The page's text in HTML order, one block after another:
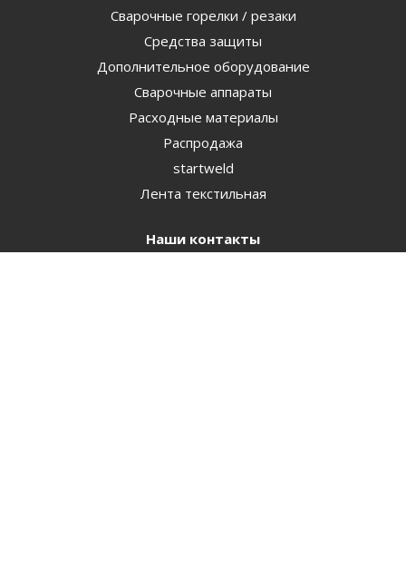
Сварочные горелки / резаки
Средства защиты
Дополнительное оборудование
Сварочные аппараты
Расходные материалы
Распродажа
startweld
Лента текстильная
Наши контакты